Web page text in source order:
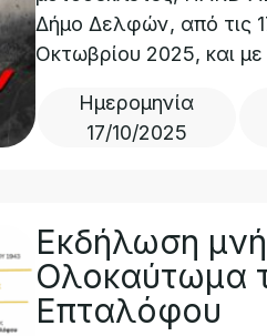
Δήμο Δελφών, από τις
Οκτωβρίου 2025, και
Ημερομηνία
17/10/2025
Εκδήλωση
Ολοκαύτωμα
Επταλόφου